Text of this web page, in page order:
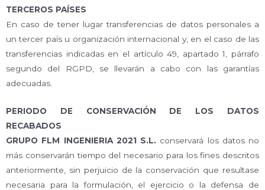
TERCEROS PAÍSES
En caso de tener lugar transferencias de datos personales a
un tercer país u organización internacional y, en el caso de las
transferencias indicadas en el artículo 49, apartado 1, párrafo
segundo del RGPD, se llevarán a cabo con las garantías
adecuadas.
PERIODO DE CONSERVACIÓN DE LOS DATOS
RECABADOS
GRUPO FLM INGENIERIA 2021 S.L. conservará los datos no
más conservarán tiempo del necesario para los fines descritos
anteriormente, sin perjuicio de la conservación que resultase
necesaria para la formulación, el ejercicio o la defensa de